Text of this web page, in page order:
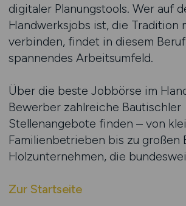
digitaler Planungstools. Wer auf
Handwerksjobs ist, die Tradition
verbinden, findet in diesem
spannendes Arbeitsumfeld.
Über die beste Jobbörse im
Bewerber zahlreiche Bautischler
Stellenangebote finden – von
Familienbetrieben bis zu großen
Holzunternehmen, die
Zur Startseite